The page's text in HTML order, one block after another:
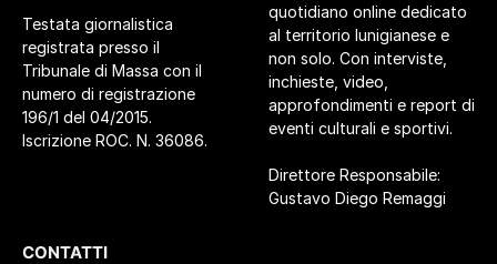
Testata giornalistica
registrata presso il
Tribunale di Massa con il
numero di registrazione
196/1 del 04/2015.
Iscrizione ROC. N. 36086.
quotidiano online dedicato
al territorio lunigianese e
non solo. Con interviste,
inchieste, video,
approfondimenti e report di
eventi culturali e sportivi.
Direttore Responsabile:
Gustavo Diego Remaggi
CONTATTI